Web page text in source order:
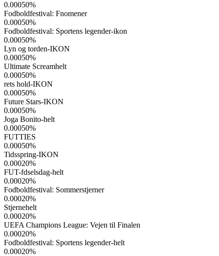
0.00050%
Fodboldfestival: Fnomener
0.00050%
Fodboldfestival: Sportens legender-ikon
0.00050%
Lyn og torden-IKON
0.00050%
Ultimate Screamhelt
0.00050%
rets hold-IKON
0.00050%
Future Stars-IKON
0.00050%
Joga Bonito-helt
0.00050%
FUTTIES
0.00050%
Tidsspring-IKON
0.00020%
FUT-fdselsdag-helt
0.00020%
Fodboldfestival: Sommerstjerner
0.00020%
Stjernehelt
0.00020%
UEFA Champions League: Vejen til Finalen
0.00020%
Fodboldfestival: Sportens legender-helt
0.00020%